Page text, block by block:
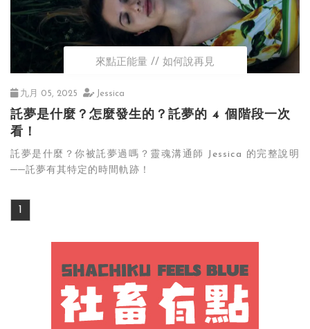
關於我們
來點正能量 如何說再見
九月 05, 2025 Jessica
託夢是什麼？怎麼發生的？託夢的 4 個階段一次
看！
託夢是什麼？你被託夢過嗎？靈魂溝通師 Jessica 的完整說明
──託夢有其特定的時間軌跡！
1